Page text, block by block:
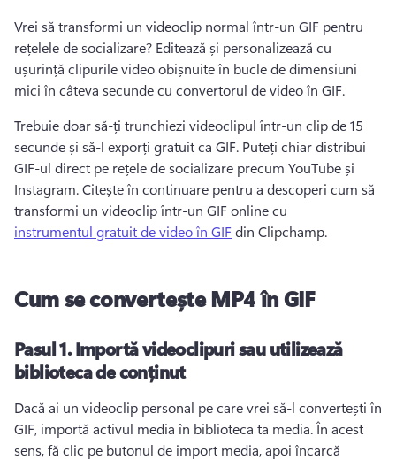
Vrei să transformi un videoclip normal într-un GIF pentru
rețelele de socializare? Editează și personalizează cu
ușurință clipurile video obișnuite în bucle de dimensiuni
mici în câteva secunde cu convertorul de video în GIF.
Trebuie doar să-ți trunchiezi videoclipul într-un clip de 15
secunde și să-l exporți gratuit ca GIF. Puteți chiar distribui
GIF-ul direct pe rețele de socializare precum YouTube și
Instagram. Citește în continuare pentru a descoperi cum să
transformi un videoclip într-un GIF online cu
instrumentul gratuit de video în GIF din Clipchamp.
Cum se convertește MP4 în GIF
Pasul 1.Importă videoclipuri sau utilizează
biblioteca de conținut
Dacă ai un videoclip personal pe care vrei să-l convertești în
GIF, importă activul media în biblioteca ta media. În acest
sens, fă clic pe butonul de import media, apoi încarcă